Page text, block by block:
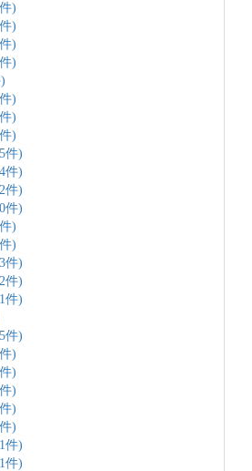
)
)
)
)
)
)
)
件)
件)
件)
件)
)
)
件)
件)
件)
件)
)
)
)
)
)
件)
件)